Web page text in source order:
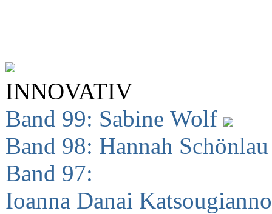
INNOVATIV
Band 99: Sabine Wolf
Band 98: Hannah
Band 97:
Ioanna Danai